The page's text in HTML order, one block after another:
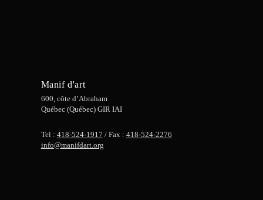
Manif d'art
600, côte d’Abraham
Québec (Québec) GIR IAI
Tel : 418-524-1917 / Fax : 418-524-2276
info@manifdart.org